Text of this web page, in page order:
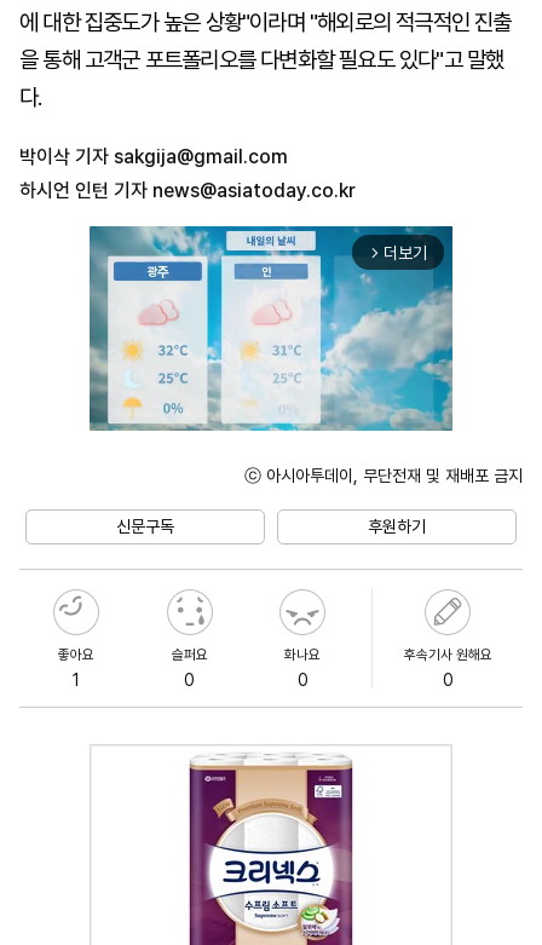
에 대한 집중도가 높은 상황"이라며 "해외로의 적극적인 진출
을 통해 고객군 포트폴리오를 다변화할 필요도 있다"고 말했
다.
박이삭 기자 sakgija@gmail.com
하시언 인턴 기자 news@asiatoday.co.kr
arrow_forward_ios 더보기
ⓒ 아시아투데이, 무단전재 및 재배포 금지
신문구독 후원하기
좋아요
1
슬퍼요
0
화나요
0
후속기사 원해요
0